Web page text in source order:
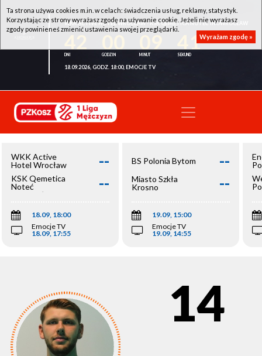
WKK ACTIVE HOTEL WROCŁAW - KSK QEMETICA NOTEĆ INOWROCŁAW
41
18.09.2026, GODZ. 18:00, EMOCJE TV
WKK Active
Hotel Wrocław
--
KSK Qemetica
Noteć
Inowrocław
--
18.09, 18:00
Emocje TV
18.09, 17:55
BS Polonia Bytom --
Miasto Szkła
Krosno
--
19.09, 15:00
Emocje TV
19.09, 14:55
14
Ta strona używa cookies m.in. w celach: świadczenia usług, reklamy, statystyk.
Korzystając ze strony wyrażasz zgodę na używanie cookie. Jeżeli nie wyrażasz
zgody powinieneś zmienić ustawienia swojej przeglądarki.
Wyrażam zgodę »